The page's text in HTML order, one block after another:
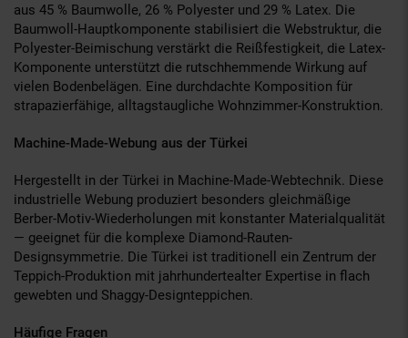
aus 45 % Baumwolle, 26 % Polyester und 29 % Latex. Die
Baumwoll-Hauptkomponente stabilisiert die Webstruktur, die
Polyester-Beimischung verstärkt die Reißfestigkeit, die Latex-
Komponente unterstützt die rutschhemmende Wirkung auf
vielen Bodenbelägen. Eine durchdachte Komposition für
strapazierfähige, alltagstaugliche Wohnzimmer-Konstruktion.
Machine-Made-Webung aus der Türkei
Hergestellt in der Türkei in Machine-Made-Webtechnik. Diese
industrielle Webung produziert besonders gleichmäßige
Berber-Motiv-Wiederholungen mit konstanter Materialqualität
— geeignet für die komplexe Diamond-Rauten-
Designsymmetrie. Die Türkei ist traditionell ein Zentrum der
Teppich-Produktion mit jahrhundertealter Expertise in flach
gewebten und Shaggy-Designteppichen.
Häufige Fragen